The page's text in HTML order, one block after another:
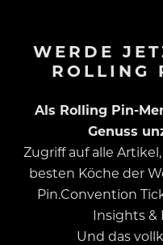
WERDE
ROLLING
Als Rolling Pin-
Genuss
Zugriff auf alle
besten Köche der
Pin.Convention
Insights &
Und das